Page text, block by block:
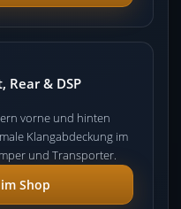
Rear & DSP
vorne und hinten
Klangabdeckung im
und Transporter.
Shop